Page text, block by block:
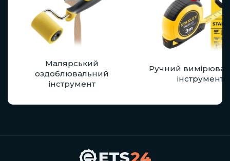
Малярський
оздоблювальний
інструмент
Ручний
інструмент